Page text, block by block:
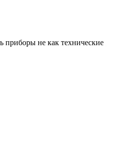
приборы не как технические